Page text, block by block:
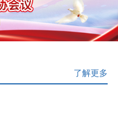
了解更多